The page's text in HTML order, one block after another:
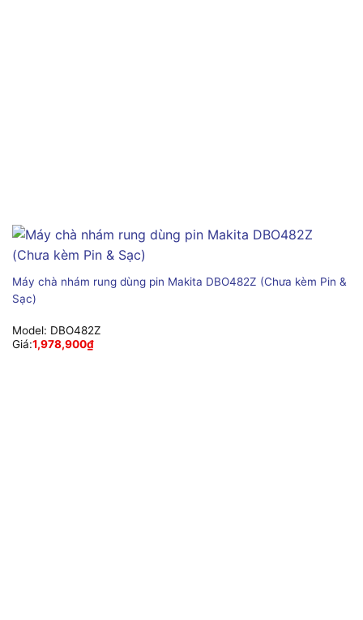
Máy chà nhám rung dùng pin Makita DBO482Z (Chưa kèm Pin &
Sạc)
Model: DBO482Z
Giá:1,978,900₫